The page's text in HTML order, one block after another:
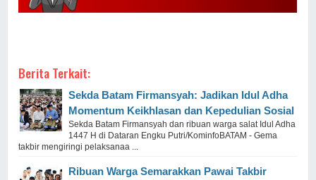
Berita Terkait:
Sekda Batam Firmansyah: Jadikan Idul Adha
Momentum Keikhlasan dan Kepedulian Sosial
Sekda Batam Firmansyah dan ribuan warga salat Idul Adha
1447 H di Dataran Engku Putri/KominfoBATAM - Gema
takbir mengiringi pelaksanaa ...
Ribuan Warga Semarakkan Pawai Takbir